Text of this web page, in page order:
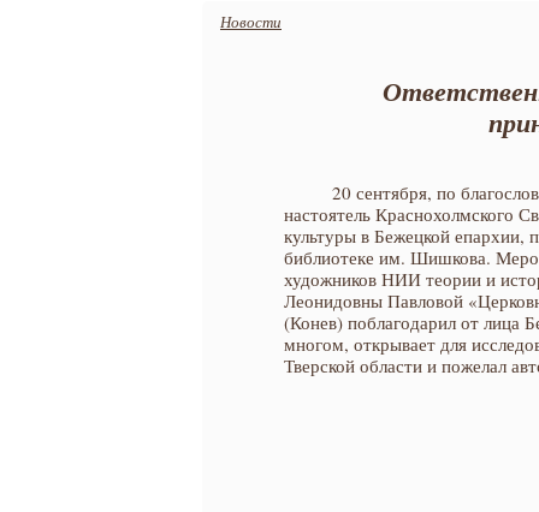
20 сентября, по
настоятель Краснохолмского
культуры в Бежецкой епархии,
библиотеке им. Шишкова.
художников НИИ теории и
Леонидовны Павловой
(Конев) поблагодарил от лица
многом, открывает для
Тверской области и пожелал
Новости